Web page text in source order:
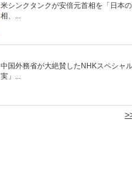
米シンクタンクが安倍元首相を「日本
相、...
中国外務省が大絶賛したNHKスペシャ
実」...